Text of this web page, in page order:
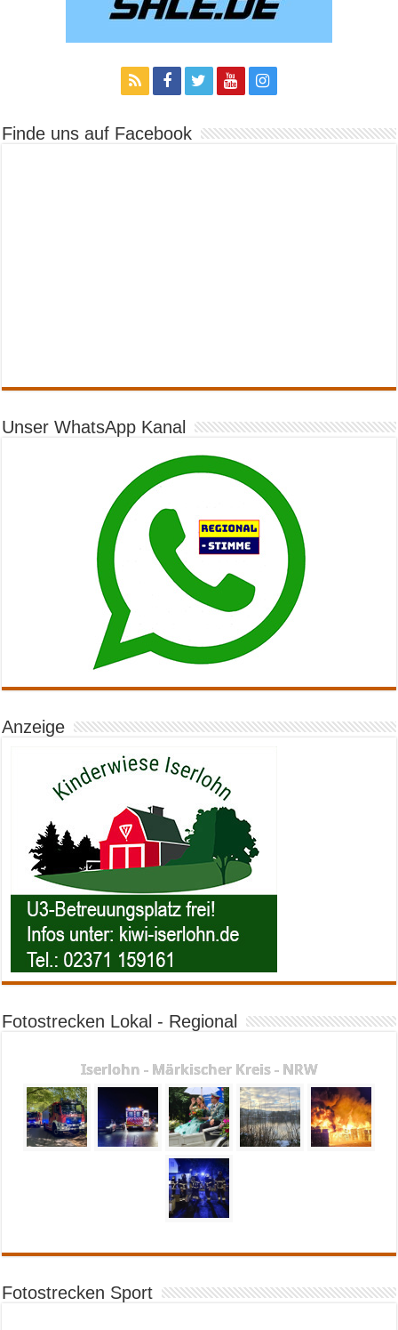
Finde uns auf Facebook
Unser WhatsApp Kanal
Anzeige
Fotostrecken Lokal - Regional
Iserlohn - Märkischer Kreis - NRW
Fotostrecken Sport